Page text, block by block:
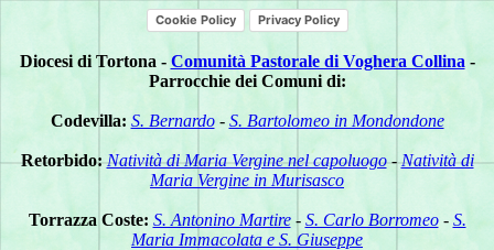
Cookie Policy Privacy Policy
Diocesi di Tortona - Comunità Pastorale di Voghera Collina -
Parrocchie dei Comuni di:
Codevilla: S. Bernardo- S. Bartolomeo in Mondondone
Retorbido: Natività di Maria Vergine nel capoluogo-Natività di
Maria Vergine in Murisasco
Torrazza Coste: S. Antonino Martire- S. Carlo Borromeo- S.
Maria Immacolata e S. Giuseppe